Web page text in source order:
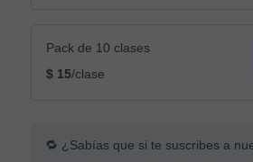
Pack de 10 clases
$ 15/clase
🔁 ¿Sabías que si te suscribes a